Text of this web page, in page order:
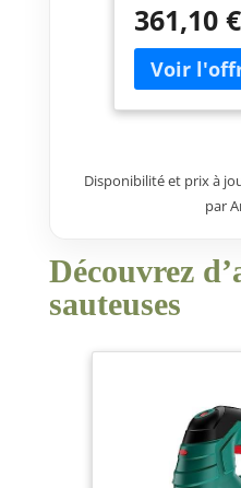
poignée
sauteuse 5
361,10 €
Disponibilité et prix à
par
Découvrez
sauteuses